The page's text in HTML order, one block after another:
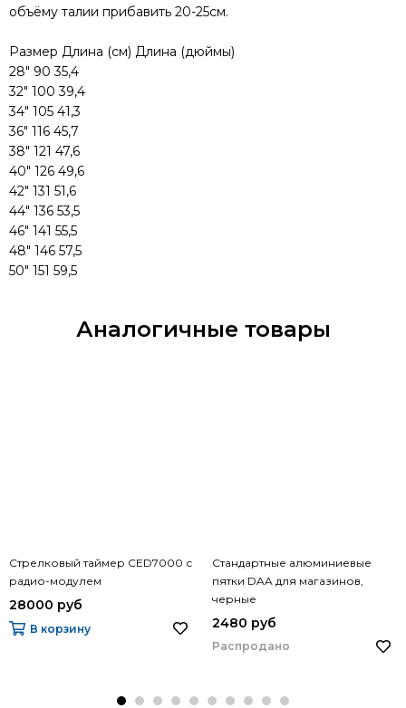
объёму талии прибавить 20-25см.
Размер Длина (см) Длина (дюймы)
28" 90 35,4
32" 100 39,4
34" 105 41,3
36" 116 45,7
38" 121 47,6
40" 126 49,6
42" 131 51,6
44" 136 53,5
46" 141 55,5
48" 146 57,5
50" 151 59,5
Аналогичные товары
Стрелковый таймер CED7000 с
радио-модулем
28000 руб
В корзину
Стандартные алюминиевые
пятки DAA для магазинов,
черные
2480 руб
Распродано